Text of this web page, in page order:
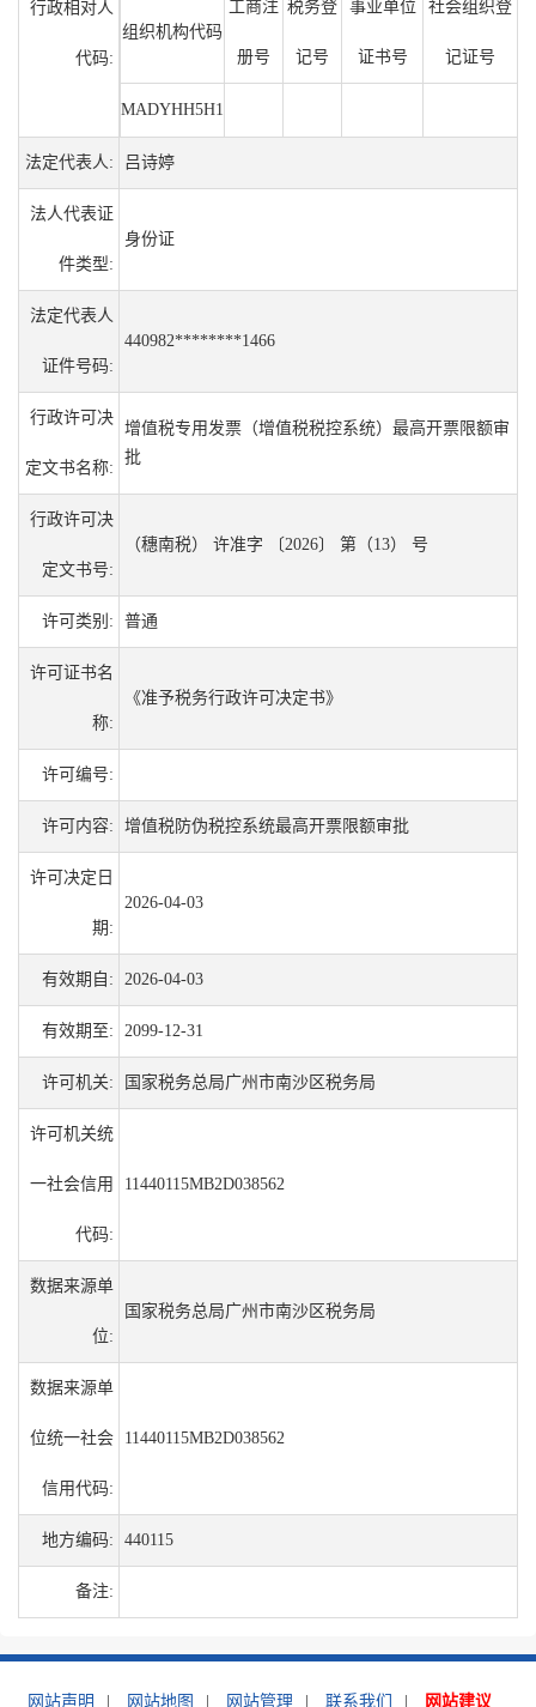
行政相对人
代码:
组织机构代码
工商注
册号
税务登
记号
事业单位
证书号
社会组织登
记证号
MADYHH5H1
法定代表人: 吕诗婷
法人代表证
件类型:
身份证
法定代表人
证件号码:
440982********1466
行政许可决
定文书名称:
增值税专用发票（增值税税控系统）最高开票限额审
批
行政许可决
定文书号:
（穗南税） 许准字 〔2026〕 第（13） 号
许可类别: 普通
许可证书名
称:
《准予税务行政许可决定书》
许可编号:
许可内容: 增值税防伪税控系统最高开票限额审批
许可决定日
期:
2026-04-03
有效期自: 2026-04-03
有效期至: 2099-12-31
许可机关: 国家税务总局广州市南沙区税务局
许可机关统
一社会信用
代码:
11440115MB2D038562
数据来源单
位:
国家税务总局广州市南沙区税务局
数据来源单
位统一社会
信用代码:
11440115MB2D038562
地方编码: 440115
备注:
网站声明 网站地图 网站管理 联系我们 网站建议